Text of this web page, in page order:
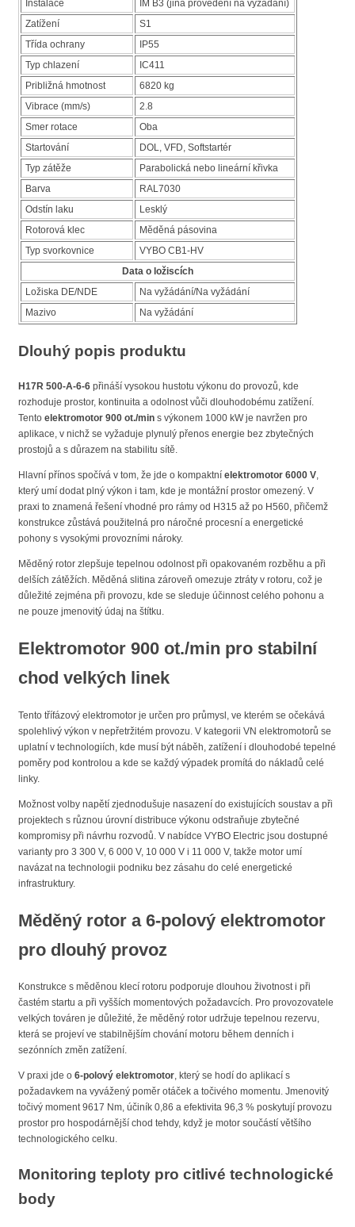
Instalace
IM B3 (jiná provedení na vyžádání)
Zatížení
S1
Třída ochrany
IP55
Typ chlazení
IC411
Približná hmotnost
6820 kg
Vibrace (mm/s)
2.8
Smer rotace
Oba
Startování
DOL, VFD, Softstartér
Typ zátěže
Parabolická nebo lineární křivka
Barva
RAL7030
Odstín laku
Lesklý
Rotorová klec
Měděná pásovina
Typ svorkovnice
VYBO CB1-HV
Data o ložiscích
Ložiska DE/NDE
Na vyžádání/Na vyžádání
Mazivo
Na vyžádání
Dlouhý popis produktu
H17R 500-A-6-6 přináší vysokou hustotu výkonu do provozů, kde
rozhoduje prostor, kontinuita a odolnost vůči dlouhodobému zatížení.
Tento elektromotor 900 ot./min s výkonem 1000 kW je navržen pro
aplikace, v nichž se vyžaduje plynulý přenos energie bez zbytečných
prostojů a s důrazem na stabilitu sítě.
Hlavní přínos spočívá v tom, že jde o kompaktní elektromotor 6000 V,
který umí dodat plný výkon i tam, kde je montážní prostor omezený. V
praxi to znamená řešení vhodné pro rámy od H315 až po H560, přičemž
konstrukce zůstává použitelná pro náročné procesní a energetické
pohony s vysokými provozními nároky.
Měděný rotor zlepšuje tepelnou odolnost při opakovaném rozběhu a při
delších zátěžích. Měděná slitina zároveň omezuje ztráty v rotoru, což je
důležité zejména při provozu, kde se sleduje účinnost celého pohonu a
ne pouze jmenovitý údaj na štítku.
Elektromotor 900 ot./min pro stabilní
chod velkých linek
Tento třífázový elektromotor je určen pro průmysl, ve kterém se očekává
spolehlivý výkon v nepřetržitém provozu. V kategorii VN elektromotorů se
uplatní v technologiích, kde musí být náběh, zatížení i dlouhodobé tepelné
poměry pod kontrolou a kde se každý výpadek promítá do nákladů celé
linky.
Možnost volby napětí zjednodušuje nasazení do existujících soustav a při
projektech s různou úrovní distribuce výkonu odstraňuje zbytečné
kompromisy při návrhu rozvodů. V nabídce VYBO Electric jsou dostupné
varianty pro 3 300 V, 6 000 V, 10 000 V i 11 000 V, takže motor umí
navázat na technologii podniku bez zásahu do celé energetické
infrastruktury.
Měděný rotor a 6-polový elektromotor
pro dlouhý provoz
Konstrukce s měděnou klecí rotoru podporuje dlouhou životnost i při
častém startu a při vyšších momentových požadavcích. Pro provozovatele
velkých továren je důležité, že měděný rotor udržuje tepelnou rezervu,
která se projeví ve stabilnějším chování motoru během denních i
sezónních změn zatížení.
V praxi jde o 6-polový elektromotor, který se hodí do aplikací s
požadavkem na vyvážený poměr otáček a točivého momentu. Jmenovitý
točivý moment 9617 Nm, účiník 0,86 a efektivita 96,3 % poskytují provozu
prostor pro hospodárnější chod tehdy, když je motor součástí většího
technologického celku.
Monitoring teploty pro citlivé technologické
body